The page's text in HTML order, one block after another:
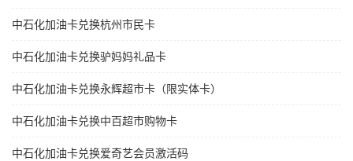
中石化加油卡兑换杭州市民卡
中石化加油卡兑换驴妈妈礼品卡
中石化加油卡兑换永辉超市卡（限实体卡）
中石化加油卡兑换中百超市购物卡
中石化加油卡兑换爱奇艺会员激活码